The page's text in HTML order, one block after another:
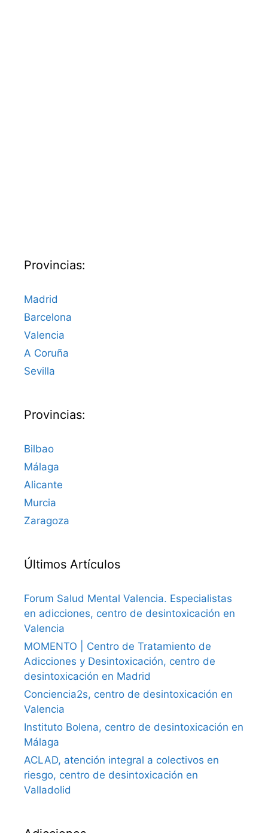
Provincias:
Madrid
Barcelona
Valencia
A Coruña
Sevilla
Provincias:
Bilbao
Málaga
Alicante
Murcia
Zaragoza
Últimos Artículos
Forum Salud Mental Valencia. Especialistas
en adicciones, centro de desintoxicación en
Valencia
MOMENTO | Centro de Tratamiento de
Adicciones y Desintoxicación, centro de
desintoxicación en Madrid
Conciencia2s, centro de desintoxicación en
Valencia
Instituto Bolena, centro de desintoxicación en
Málaga
ACLAD, atención integral a colectivos en
riesgo, centro de desintoxicación en
Valladolid